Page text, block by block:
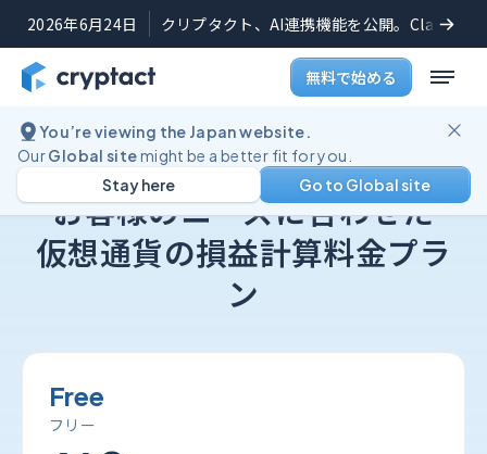
2026年6月24日 クリプタクト、AI連携機能を公開。Claude
無料で始める
You’re viewing the Japan website.
OurGlobal sitemight be a better fit for you.
Go to Global site
Stay here
クリプタクトの損益計算料金プラン
お客様のニーズに合わせた
仮想通貨の損益計算料金プラ
ン
Free
フリー